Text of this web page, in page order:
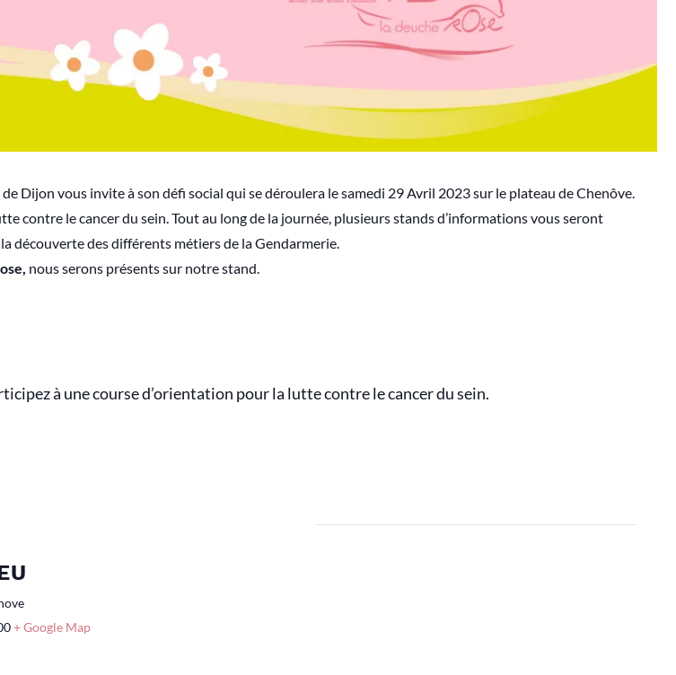
Dijon vous invite à son défi social qui se déroulera le samedi 29 Avril 2023 sur le plateau de Chenôve.
contre le cancer du sein. Tout au long de la journée, plusieurs stands d’informations vous seront
découverte des différents métiers de la Gendarmerie.
nous serons présents sur notre stand.
à une course d’orientation pour la lutte contre le cancer du sein.
+ Google Map